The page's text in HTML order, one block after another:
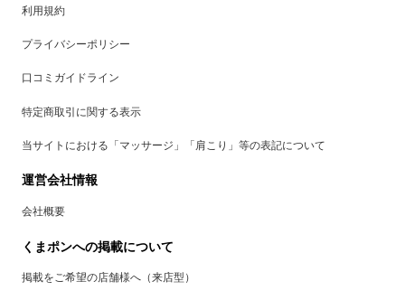
利用規約
プライバシーポリシー
口コミガイドライン
特定商取引に関する表示
当サイトにおける「マッサージ」「肩こり」等の表記について
運営会社情報
会社概要
くまポンへの掲載について
掲載をご希望の店舗様へ（来店型）